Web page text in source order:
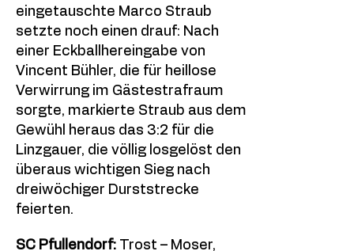
eingetauschte Marco Straub
setzte noch einen drauf: Nach
einer Eckballhereingabe von
Vincent Bühler, die für heillose
Verwirrung im Gästestrafraum
sorgte, markierte Straub aus dem
Gewühl heraus das 3:2 für die
Linzgauer, die völlig losgelöst den
überaus wichtigen Sieg nach
dreiwöchiger Durststrecke
feierten.
SC Pfullendorf: Trost – Moser,